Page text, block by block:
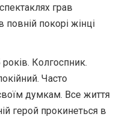
грав
покорі жінці
Колгоспник.
Часто
думкам. Все життя
герой прокинеться в